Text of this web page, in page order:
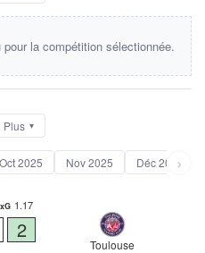
la compétition sélectionnée.
Plus
Oct 2025 Nov 2025 Déc 2025›
xG 1.17
2
Toulouse